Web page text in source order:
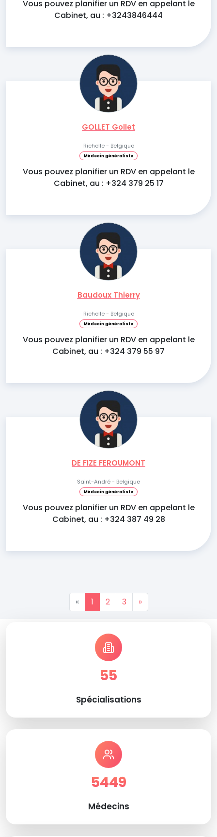
Vous pouvez planifier un RDV en appelant le
Cabinet, au : +3243846444
GOLLET Gollet
Richelle - Belgique
Médecin généraliste
Vous pouvez planifier un RDV en appelant le
Cabinet, au : +324 379 25 17
Baudoux Thierry
Richelle - Belgique
Médecin généraliste
Vous pouvez planifier un RDV en appelant le
Cabinet, au : +324 379 55 97
DE FIZE FEROUMONT
Saint-André - Belgique
Médecin généraliste
Vous pouvez planifier un RDV en appelant le
Cabinet, au : +324 387 49 28
« 1 2 3 »
55
Spécialisations
5449
Médecins